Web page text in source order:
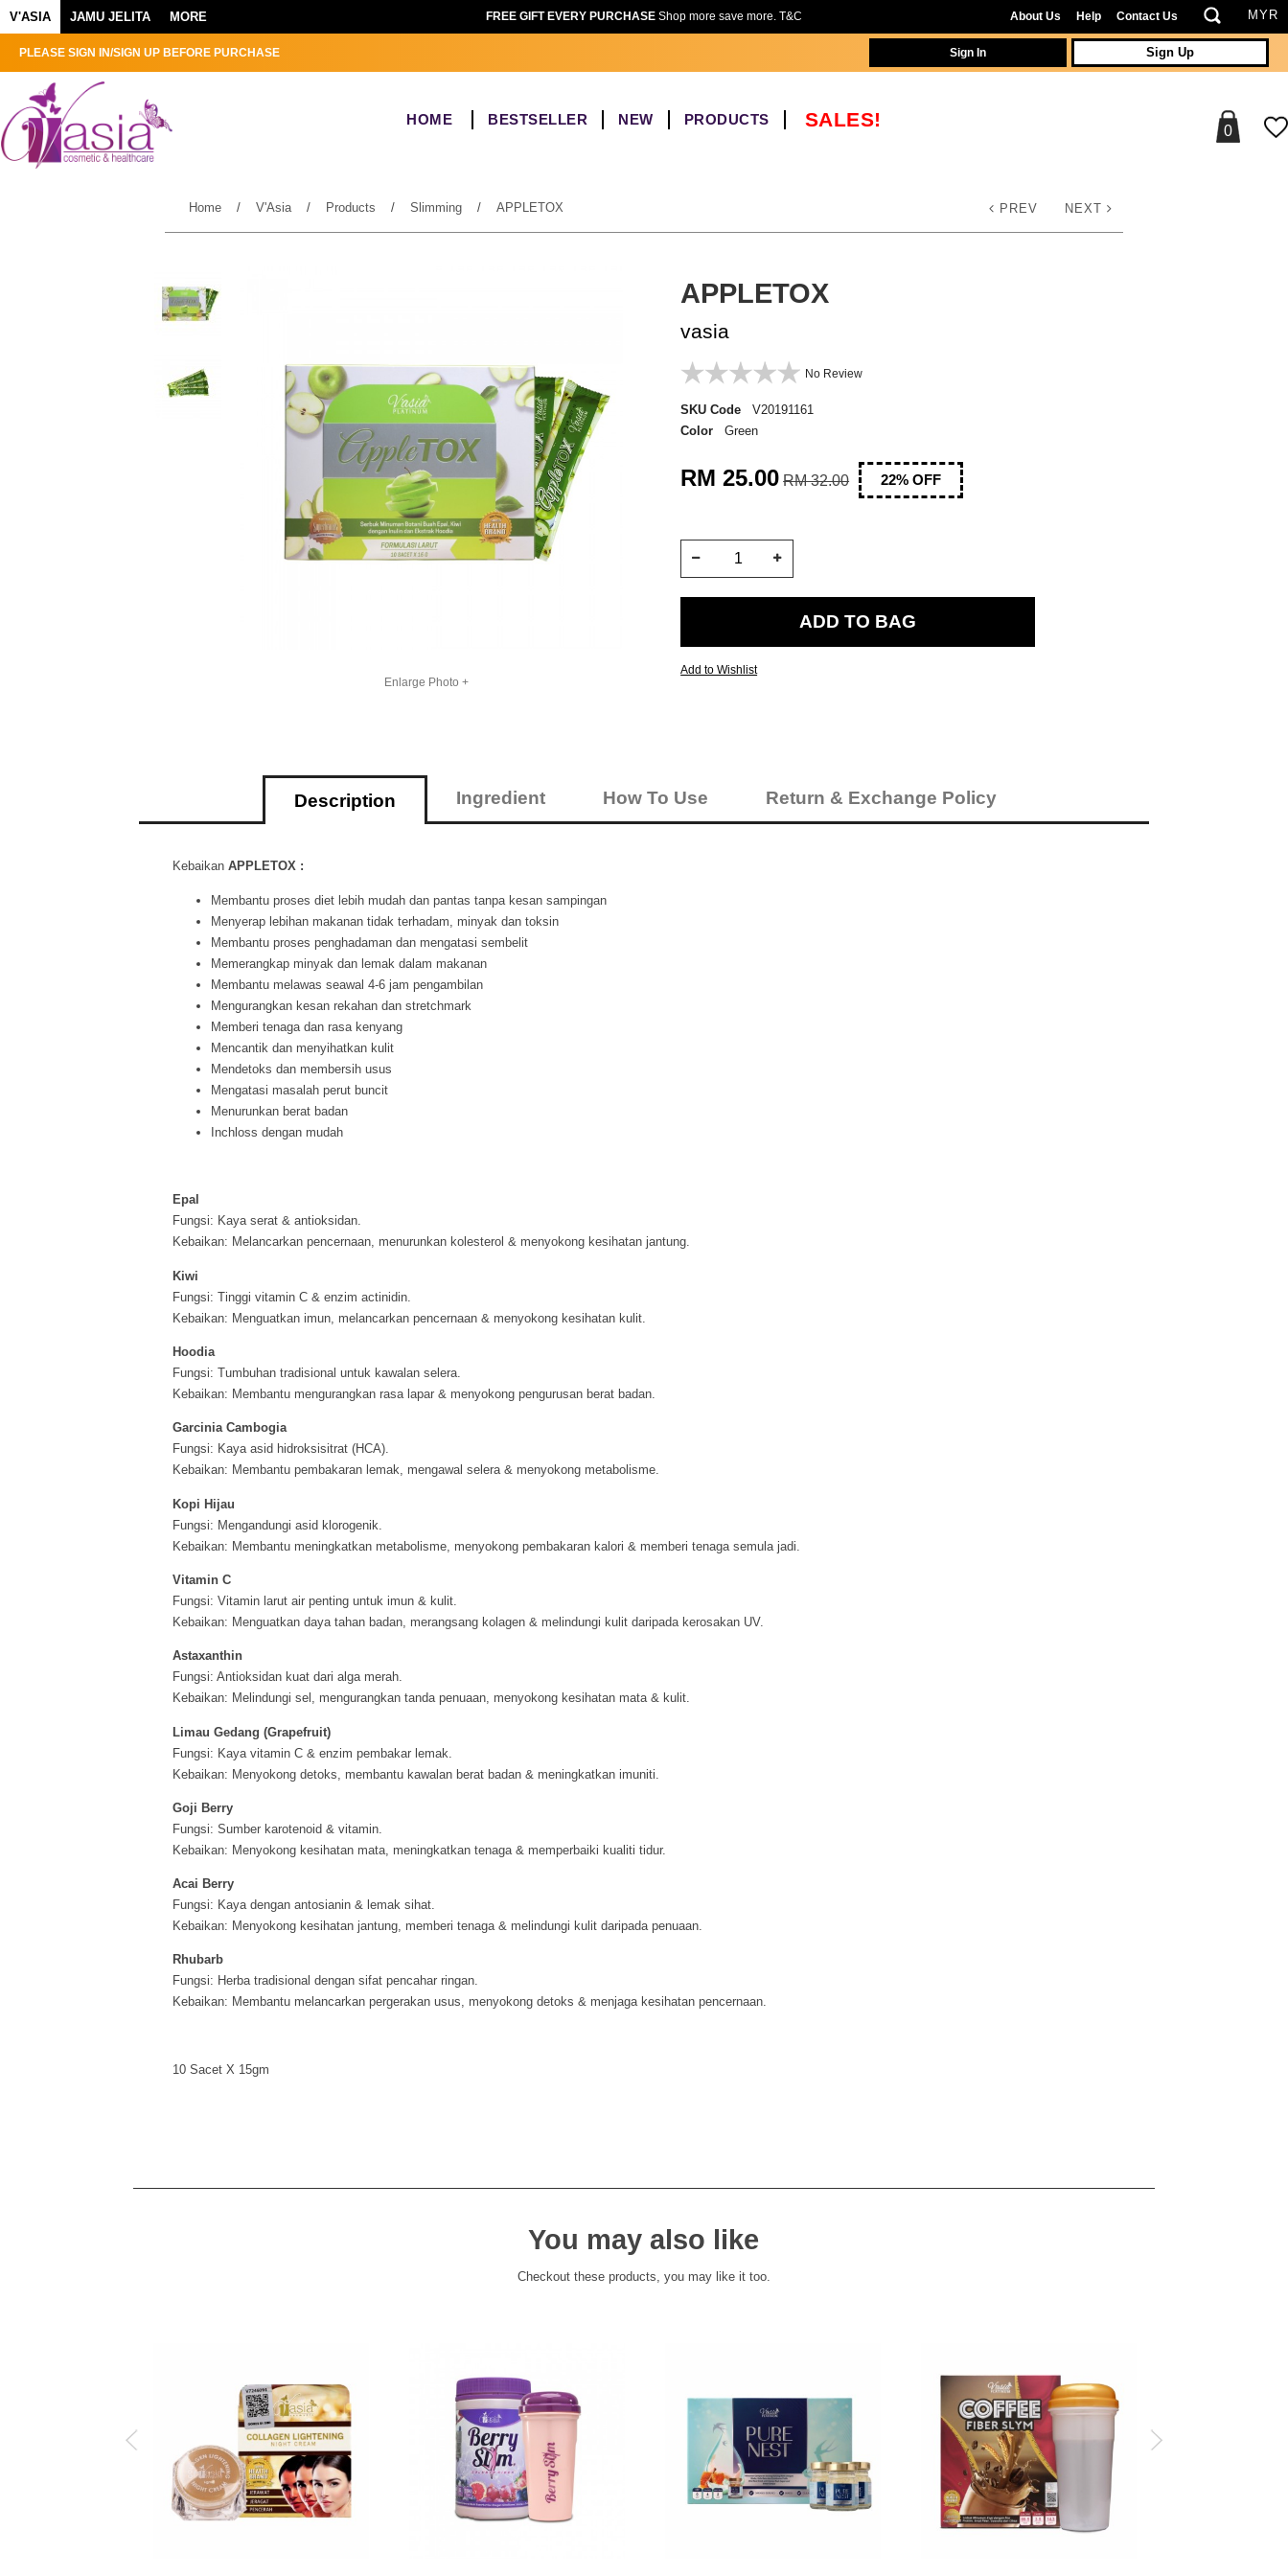
V'ASIA JAMU JELITA MORE FREE GIFT EVERY PURCHASEShop more save more. T&C About Us Help Contact Us
PLEASE SIGN IN/SIGN UP BEFORE PURCHASE Sign Up
Sign In
HOME BESTSELLER NEW PRODUCTS SALES! 0
Home / V'Asia / Products / Slimming / APPLETOX PREV NEXT
Enlarge Photo +
APPLETOX
vasia
No Review
SKU Code
V20191161
Color
Green
RM 25.00 RM 32.00 22% OFF
Add to Wishlist
Description Ingredient How To Use Return & Exchange Policy
KebaikanAPPLETOX :
Membantu proses diet lebih mudah dan pantas tanpa kesan sampingan
Menyerap lebihan makanan tidak terhadam, minyak dan toksin
Membantu proses penghadaman dan mengatasi sembelit
Memerangkap minyak dan lemak dalam makanan
Membantu melawas seawal 4-6 jam pengambilan
Mengurangkan kesan rekahan dan stretchmark
Memberi tenaga dan rasa kenyang
Mencantik dan menyihatkan kulit
Mendetoks dan membersih usus
Mengatasi masalah perut buncit
Menurunkan berat badan
Inchloss dengan mudah
Epal
Fungsi: Kaya serat & antioksidan.
Kebaikan: Melancarkan pencernaan, menurunkan kolesterol & menyokong kesihatan jantung.
Kiwi
Fungsi: Tinggi vitamin C & enzim actinidin.
Kebaikan: Menguatkan imun, melancarkan pencernaan & menyokong kesihatan kulit.
Hoodia
Fungsi: Tumbuhan tradisional untuk kawalan selera.
Kebaikan: Membantu mengurangkan rasa lapar & menyokong pengurusan berat badan.
Garcinia Cambogia
Fungsi: Kaya asid hidroksisitrat (HCA).
Kebaikan: Membantu pembakaran lemak, mengawal selera & menyokong metabolisme.
Kopi Hijau
Fungsi: Mengandungi asid klorogenik.
Kebaikan: Membantu meningkatkan metabolisme, menyokong pembakaran kalori & memberi tenaga semula jadi.
Vitamin C
Fungsi: Vitamin larut air penting untuk imun & kulit.
Kebaikan: Menguatkan daya tahan badan, merangsang kolagen & melindungi kulit daripada kerosakan UV.
Astaxanthin
Fungsi: Antioksidan kuat dari alga merah.
Kebaikan: Melindungi sel, mengurangkan tanda penuaan, menyokong kesihatan mata & kulit.
Limau Gedang (Grapefruit)
Fungsi: Kaya vitamin C & enzim pembakar lemak.
Kebaikan: Menyokong detoks, membantu kawalan berat badan & meningkatkan imuniti.
Goji Berry
Fungsi: Sumber karotenoid & vitamin.
Kebaikan: Menyokong kesihatan mata, meningkatkan tenaga & memperbaiki kualiti tidur.
Acai Berry
Fungsi: Kaya dengan antosianin & lemak sihat.
Kebaikan: Menyokong kesihatan jantung, memberi tenaga & melindungi kulit daripada penuaan.
Rhubarb
Fungsi: Herba tradisional dengan sifat pencahar ringan.
Kebaikan: Membantu melancarkan pergerakan usus, menyokong detoks & menjaga kesihatan pencernaan.
10 Sacet X 15gm
You may also like
Checkout these products, you may like it too.